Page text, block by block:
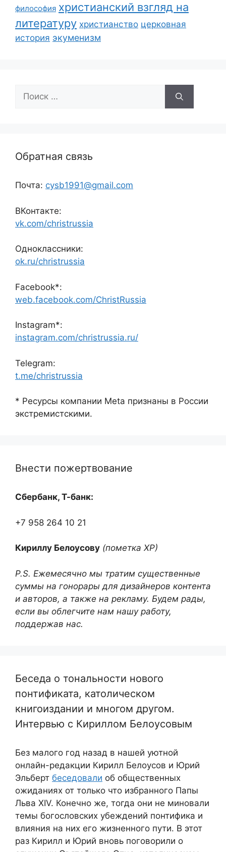
философия христианский взгляд на
литературу христианство церковная
история экуменизм
Поиск:
Обратная связь
Почта: cysb1991@gmail.com
ВКонтакте:
vk.com/christrussia
Одноклассники:
ok.ru/christrussia
Facebook*:
web.facebook.com/ChristRussia
Instagram*:
instagram.com/christrussia.ru/
Telegram:
t.me/christrussia
* Ресурсы компании Meta признаны в России
экстремистскими.
Внести пожертвование
Сбербанк, Т-банк:
+7 958 264 10 21
Кириллу Белоусову (пометка ХР)
P.S. Ежемесячно мы тратим существенные
суммы на гонорары для дизайнеров контента
и авторов, а также на рекламу. Будем рады,
если вы облегчите нам нашу работу,
поддержав нас.
Беседа о тональности нового
понтификата, католическом
книгоиздании и многом другом.
Интервью с Кириллом Белоусовым
Без малого год назад в нашей уютной
онлайн-редакции Кирилл Белоусов и Юрий
Эльберт беседовали об общественных
ожиданиях от только что избранного Папы
Льва XIV. Конечно же, тогда они не миновали
темы богословских убеждений понтифика и
влияния на них его жизненного пути. В этот
раз Кирилл и Юрий вновь поговорили о